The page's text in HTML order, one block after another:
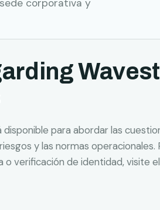
corporativa y
para abordar las
y las normas operacionales.
o verificación de identidad, visite